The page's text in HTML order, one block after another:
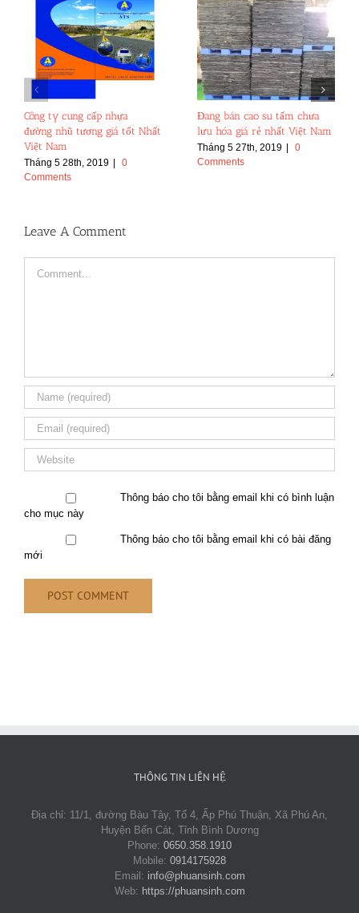
Công ty cung cấp nhựa
đường nhũ tương giá tốt Nhất
Việt Nam
Tháng 5 28th, 2019 |
0
Comments
Đang bán cao su tấm chưa
lưu hóa giá rẻ nhất Việt Nam
Tháng 5 27th, 2019 |
0
Comments
Leave A Comment
Thông báo cho tôi bằng email khi có bình luận
cho mục này
Thông báo cho tôi bằng email khi có bài đăng
mới
THÔNG TIN LIÊN HỆ
Địa chỉ: 11/1, đường Bàu Tây, Tổ 4, Ấp Phú Thuận, Xã Phú An,
Huyện Bến Cát, Tỉnh Bình Dương
Phone: 0650.358.1910
Mobile: 0914175928
Email: info@phuansinh.com
Web: https://phuansinh.com